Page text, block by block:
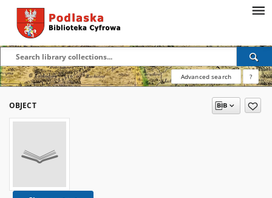
Advanced search ?
OBJECT